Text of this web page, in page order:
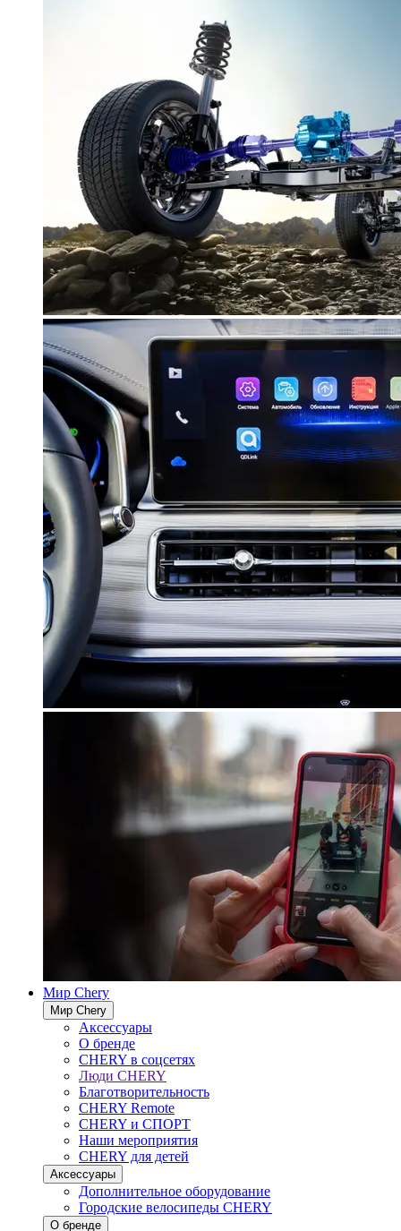
Мир Chery
Мир Chery
Аксессуары
О бренде
CHERY в соцсетях
Люди CHERY
Благотворительность
CHERY Remote
CHERY и СПОРТ
Наши мероприятия
CHERY для детей
Аксессуары
Дополнительное оборудование
Городские велосипеды CHERY
О бренде